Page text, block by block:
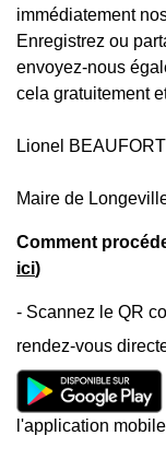
immédiatement
Enregistrez ou
envoyez-nous
cela gratuitement
Lionel BEAUFORT
Maire de
Comment
ici)
- Scannez le QR
rendez-vous
l'application